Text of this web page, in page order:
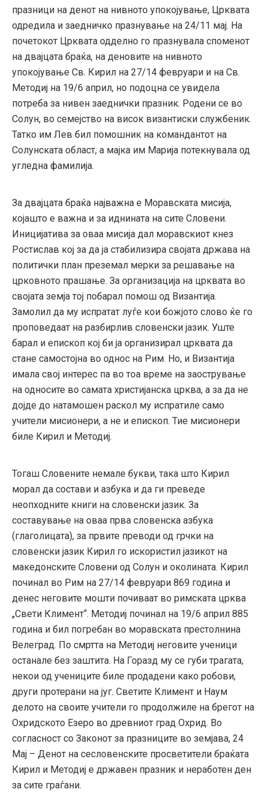
празници на денот на нивното упокојување, Црквата
одредила и заедничко празнување на 24/11 мај. На
почетокот Црквата одделно го празнувала споменот
на двајцата браќа, на деновите на нивното
упокојување Св. Кирил на 27/14 февруари и на Св.
Методиј на 19/6 април, но подоцна се увидела
потреба за нивен заеднички празник. Родени се во
Солун, во семејство на висок византиски службеник.
Татко им Лев бил помошник на командантот на
Солунската област, а мајка им Марија потекнувала од
угледна фамилија.
За двајцата браќа најважна е Моравската мисија,
којашто е важна и за иднината на сите Словени.
Иницијатива за оваа мисија дал моравскиот кнез
Ростислав кој за да ја стабилизира својата држава на
политички план преземал мерки за решавање на
црковното прашање. За организација на црквата во
својата земја тој побарал помош од Византија.
Замолил да му испратат луѓе кои божјото слово ќе го
проповедаат на разбирлив словенски јазик. Уште
барал и епископ кој би ја организирал црквата да
стане самостојна во однос на Рим. Но, и Византија
имала свој интерес па во тоа време на заострување
на односите во самата христијанска црква, а за да не
дојде до натамошен раскол му испратиле само
учители мисионери, а не и епископ. Тие мисионери
биле Кирил и Методиј.
Тогаш Словените немале букви, така што Кирил
морал да состави и азбука и да ги преведе
неопходните книги на словенски јазик. За
составување на оваа прва словенска азбука
(глаголицата), за првите преводи од грчки на
словенски јазик Кирил го искористил јазикот на
македонските Словени од Солун и околината. Кирил
починал во Рим на 27/14 февруари 869 година и
денес неговите мошти почиваат во римската црква
„Свети Климент“. Методиј починал на 19/6 април 885
година и бил погребан во моравската престолнина
Велеград. По смртта на Методиј неговите ученици
останале без заштита. На Горазд му се губи трагата,
некои од учениците биле продадени како робови,
други протерани на југ. Светите Климент и Наум
делото на своите учители го продолжиле на брегот на
Охридското Езеро во древниот град Охрид. Во
согласност со Законот за празниците во земјава, 24
Мај – Денот на сесловенските просветители браќата
Кирил и Методиј е државен празник и неработен ден
за сите граѓани.